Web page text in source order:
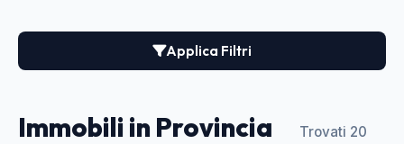
Applica Filtri
Immobili in Provincia
Trovati 20